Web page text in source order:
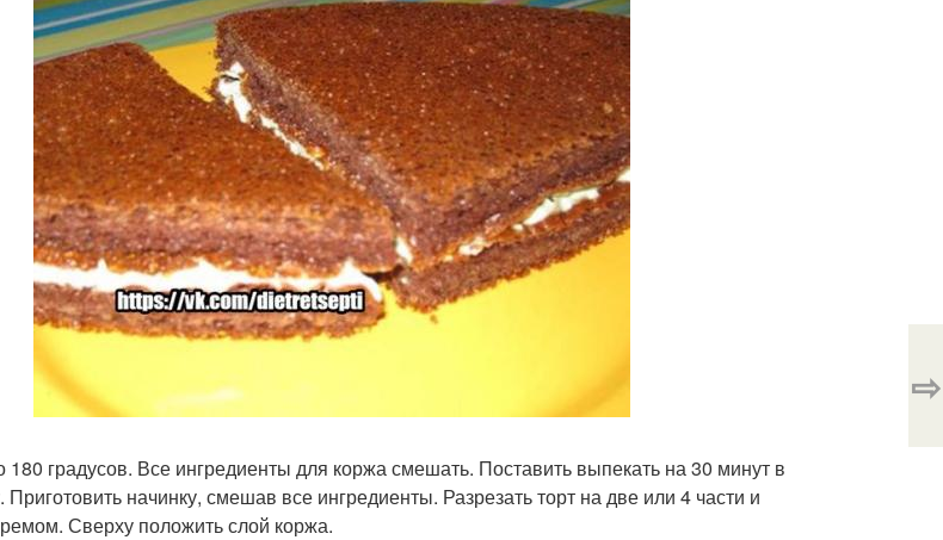
180 градусов. Все ингредиенты для коржа смешать. Поставить выпекать на 30 минут в
начинку, смешав все ингредиенты. Разрезать торт на две или 4 части и
Сверху положить слой коржа.
⇨